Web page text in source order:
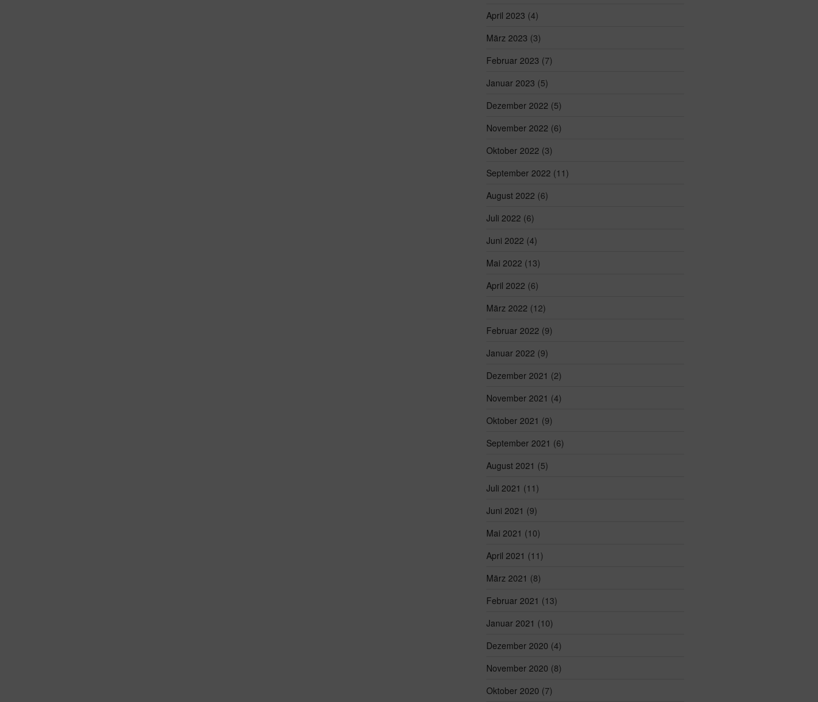
April 2023 (4)
März 2023 (3)
Februar 2023 (7)
Januar 2023 (5)
Dezember 2022 (5)
November 2022 (6)
Oktober 2022 (3)
September 2022 (11)
August 2022 (6)
Juli 2022 (6)
Juni 2022 (4)
Mai 2022 (13)
April 2022 (6)
März 2022 (12)
Februar 2022 (9)
Januar 2022 (9)
Dezember 2021 (2)
November 2021 (4)
Oktober 2021 (9)
September 2021 (6)
August 2021 (5)
Juli 2021 (11)
Juni 2021 (9)
Mai 2021 (10)
April 2021 (11)
März 2021 (8)
Februar 2021 (13)
Januar 2021 (10)
Dezember 2020 (4)
November 2020 (8)
Oktober 2020 (7)